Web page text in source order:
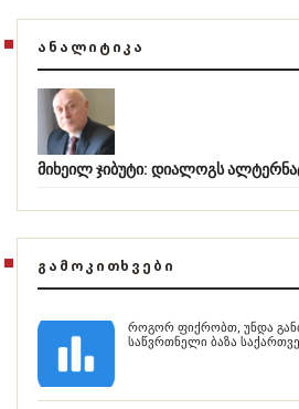
ᲐᲜᲐᲚᲘᲢᲘᲙᲐ
მიხეილ ჯიბუტი: დიალოგს
ᲒᲐᲛᲝᲙᲘᲗᲮᲕᲔᲑᲘ
როგორ ფიქრობთ, უნდა
საწვრთნელი ბაზა